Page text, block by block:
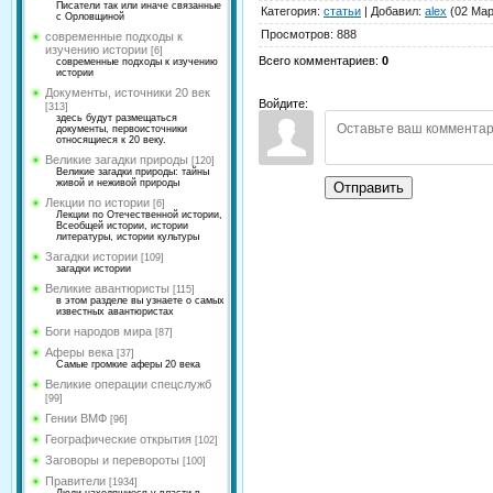
Писатели так или иначе связанные
с Орловщиной
современные подходы к
изучению истории [6]
современные подходы к изучению
истории
Документы, источники 20 век
[313]
здесь будут размещаться
документы, первоисточники
относящиеся к 20 веку.
Великие загадки природы [120]
Великие загадки природы: тайны
живой и неживой природы
Лекции по истории [6]
Лекции по Отечественной истории,
Всеобщей истории, истории
литературы, истории культуры
Загадки истории [109]
загадки истории
Великие авантюристы [115]
в этом разделе вы узнаете о самых
известных авантюристах
Боги народов мира [87]
Аферы века [37]
Самые громкие аферы 20 века
Великие операции спецслужб
[99]
Гении ВМФ [96]
Географические открытия [102]
Заговоры и перевороты [100]
Правители [1934]
Категория: статьи | Добавил: alex (02
Просмотров: 888
Всего комментариев: 0
Войдите:
Отправить